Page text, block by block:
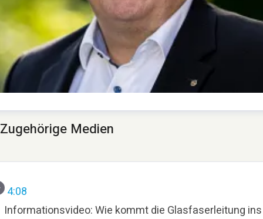
Schommer
Zugehörige Medien
4:08
Informationsvideo: Wie kommt die Glasfaserleitung ins